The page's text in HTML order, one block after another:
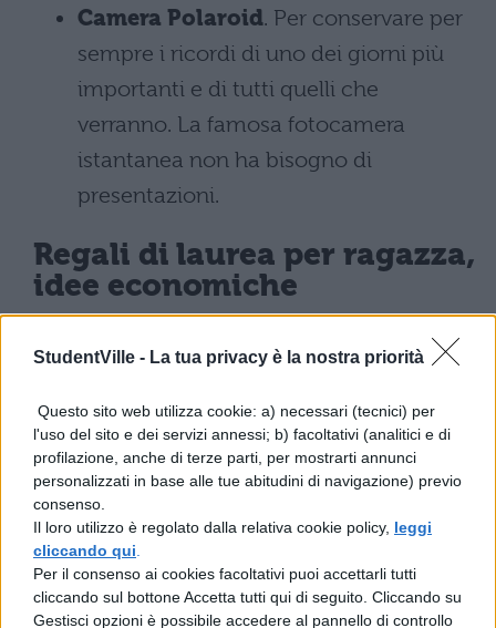
StudentVille - La tua privacy è la nostra priorità
Questo sito web utilizza cookie: a) necessari (tecnici) per
l'uso del sito e dei servizi annessi; b) facoltativi (analitici e di
profilazione, anche di terze parti, per mostrarti annunci
personalizzati in base alle tue abitudini di navigazione) previo
consenso.
Il loro utilizzo è regolato dalla relativa cookie policy, leggi
cliccando qui
Per il consenso ai cookies facoltativi puoi accettarli tutti
cliccando sul bottone Accetta tutti qui di seguito. Cliccando su
Gestisci opzioni è possibile accedere al pannello di controllo
Camera Polaroid. Per conservare per
sempre i ricordi di uno dei giorni più
importanti e di tutti quelli che
verranno. La famosa fotocamera
istantanea non ha bisogno di
presentazioni.
Regali di laurea per ragazza,
idee economiche
Adatte a chi vuole spendere poco, date
Collana d’argento . E’ il perfetto
regalo di laurea per un’amica entro
i 50 euro.
consono ai gusti o alle caratteristiche
della destinataria.